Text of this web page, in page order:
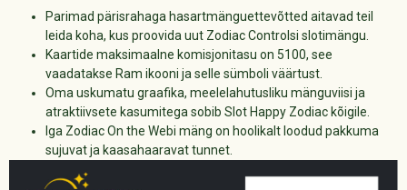
Parimad pärisrahaga hasartmänguettevõtted aitavad teil
leida koha, kus proovida uut Zodiac Controlsi slotimängu.
Kaartide maksimaalne komisjonitasu on 5100, see
vaadatakse Ram ikooni ja selle sümboli väärtust.
Oma uskumatu graafika, meelelahutusliku mänguviisi ja
atraktiivsete kasumitega sobib Slot Happy Zodiac kõigile.
Iga Zodiac On the Webi mäng on hoolikalt loodud pakkuma
sujuvat ja kaasahaaravat tunnet.